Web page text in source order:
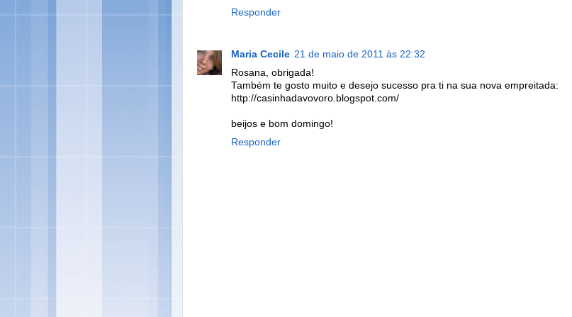
Responder
Maria Cecile 21 de maio de 2011 às 22:32
Rosana, obrigada!
Também te gosto muito e desejo sucesso pra ti na sua nova empreitada:
http://casinhadavovoro.blogspot.com/
beijos e bom domingo!
Responder